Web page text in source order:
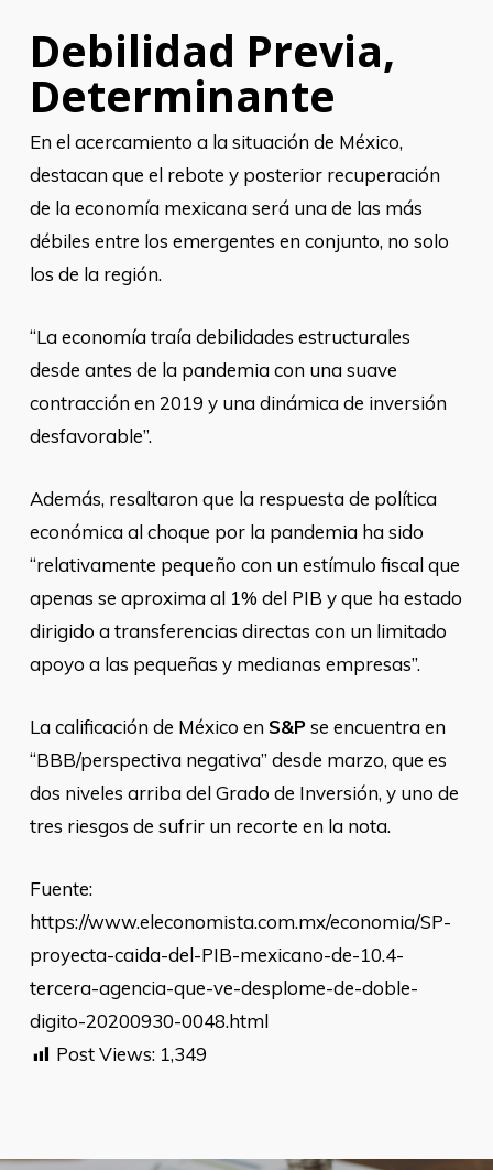
Debilidad Previa,
Determinante
En el acercamiento a la situación de México,
destacan que el rebote y posterior recuperación
de la economía mexicana será una de las más
débiles entre los emergentes en conjunto, no solo
los de la región.
“La economía traía debilidades estructurales
desde antes de la pandemia con una suave
contracción en 2019 y una dinámica de inversión
desfavorable”.
Además, resaltaron que la respuesta de política
económica al choque por la pandemia ha sido
“relativamente pequeño con un estímulo fiscal que
apenas se aproxima al 1% del PIB y que ha estado
dirigido a transferencias directas con un limitado
apoyo a las pequeñas y medianas empresas”.
La calificación de México en S&Pse encuentra en
“BBB/perspectiva negativa” desde marzo, que es
dos niveles arriba del Grado de Inversión, y uno de
tres riesgos de sufrir un recorte en la nota.
Fuente:
https://www.eleconomista.com.mx/economia/SP-
proyecta-caida-del-PIB-mexicano-de-10.4-
tercera-agencia-que-ve-desplome-de-doble-
digito-20200930-0048.html
Post Views: 1,349